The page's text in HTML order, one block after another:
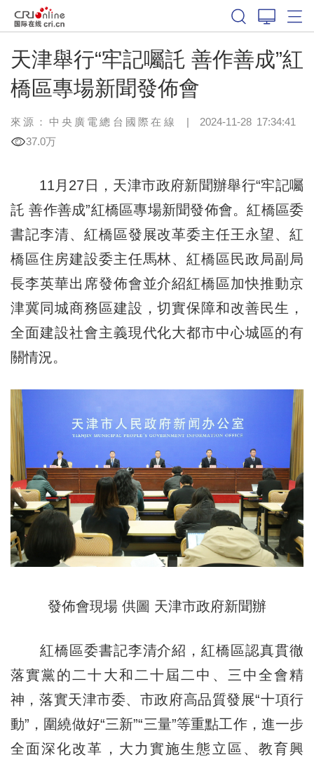
天津舉行“牢記囑託 善作善成”紅
橋區專場新聞發佈會
來源：中央廣電總台國際在線 | 2024-11-28 17:34:41
37.0万
11月27日，天津市政府新聞辦舉行“牢記囑
託 善作善成”紅橋區專場新聞發佈會。紅橋區委
書記李清、紅橋區發展改革委主任王永望、紅
橋區住房建設委主任馬林、紅橋區民政局副局
長李英華出席發佈會並介紹紅橋區加快推動京
津冀同城商務區建設，切實保障和改善民生，
全面建設社會主義現代化大都市中心城區的有
關情況。
發佈會現場 供圖 天津市政府新聞辦
紅橋區委書記李清介紹，紅橋區認真貫徹
落實黨的二十大和二十屆二中、三中全會精
神，落實天津市委、市政府高品質發展“十項行
動”，圍繞做好“三新”“三量”等重點工作，進一步
全面深化改革，大力實施生態立區、教育興